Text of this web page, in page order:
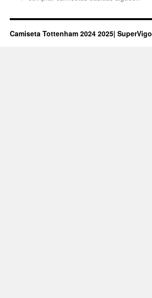
Camiseta Tottenham 2024 2025| SuperVigo